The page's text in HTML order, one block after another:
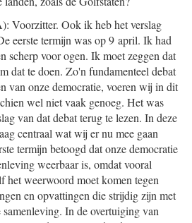
Voorzitter. Ook ik heb het verslag
eerste termijn was op 9 april. Ik had
scherp voor ogen. Ik moet zeggen dat
dat te doen. Zo'n fundamenteel debat
van onze democratie, voeren wij in dit
wel niet vaak genoeg. Het was
van dat debat terug te lezen. In deze
centraal wat wij er nu mee gaan
termijn betoogd dat onze democratie
weerbaar is, omdat vooral
het weerwoord moet komen tegen
en opvattingen die strijdig zijn met
In de overtuiging van